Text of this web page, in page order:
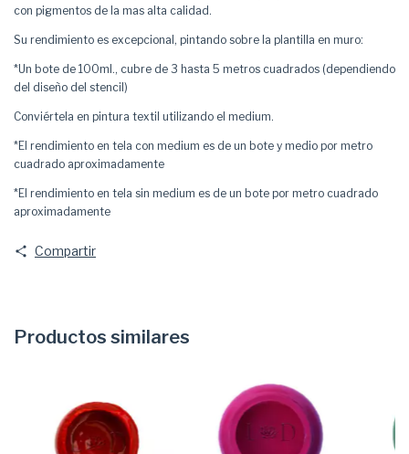
con pigmentos de la mas alta calidad.
Su rendimiento es excepcional, pintando sobre la plantilla en muro:
*Un bote de 100ml., cubre de 3 hasta 5 metros cuadrados (dependiendo
del diseño del stencil)
Conviértela en pintura textil utilizando el medium.
*El rendimiento en tela con medium es de un bote y medio por metro
cuadrado aproximadamente
*El rendimiento en tela sin medium es de un bote por metro cuadrado
aproximadamente
Compartir
Productos similares